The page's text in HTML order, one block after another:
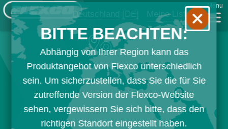
Deutschland [DE] Meine Liste
Menu
BITTE BEACHTEN:
Abhängig von Ihrer Region kann das
Produktangebot von Flexco unterschiedlich
sein. Um sicherzustellen, dass Sie die für Sie
zutreffende Version der Flexco-Website
sehen, vergewissern Sie sich bitte, dass den
richtigen Standort eingestellt haben.